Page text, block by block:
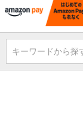
キーワードから探